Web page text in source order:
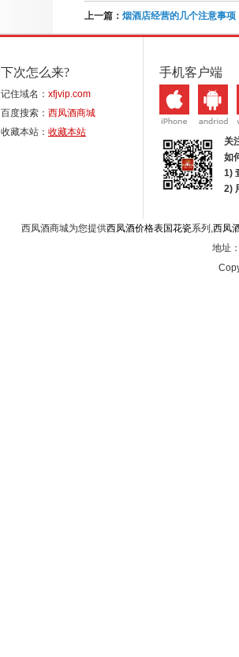
上一篇： 烟酒店经营的几个注意事项
下次怎么来?
记住域名： xfjvip.com
百度搜索： 西凤酒商城
收藏本站： 收藏本站
手机客户端
关
如
1)
2)
西凤酒商城为您提供西凤酒价格表国花瓷系列,西凤
地址